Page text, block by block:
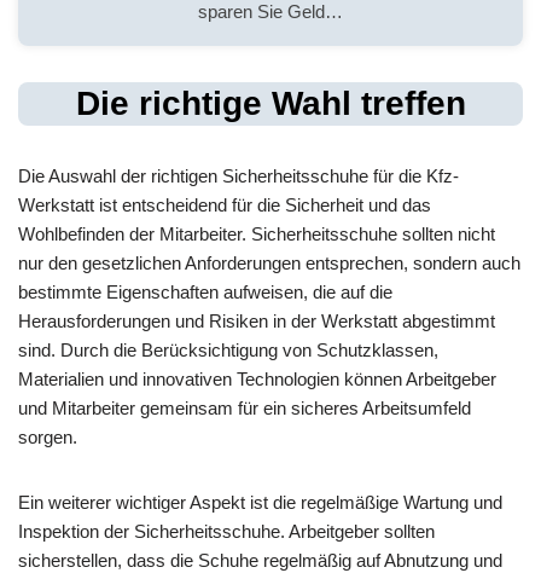
sparen Sie Geld…
Die richtige Wahl treffen
Die Auswahl der richtigen Sicherheitsschuhe für die Kfz-
Werkstatt ist entscheidend für die Sicherheit und das
Wohlbefinden der Mitarbeiter. Sicherheitsschuhe sollten nicht
nur den gesetzlichen Anforderungen entsprechen, sondern auch
bestimmte Eigenschaften aufweisen, die auf die
Herausforderungen und Risiken in der Werkstatt abgestimmt
sind. Durch die Berücksichtigung von Schutzklassen,
Materialien und innovativen Technologien können Arbeitgeber
und Mitarbeiter gemeinsam für ein sicheres Arbeitsumfeld
sorgen.
Ein weiterer wichtiger Aspekt ist die regelmäßige Wartung und
Inspektion der Sicherheitsschuhe. Arbeitgeber sollten
sicherstellen, dass die Schuhe regelmäßig auf Abnutzung und